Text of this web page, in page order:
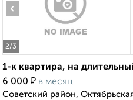
2/3
‹
1-к квартира, на
6 000 ₽ в месяц
Советский район,